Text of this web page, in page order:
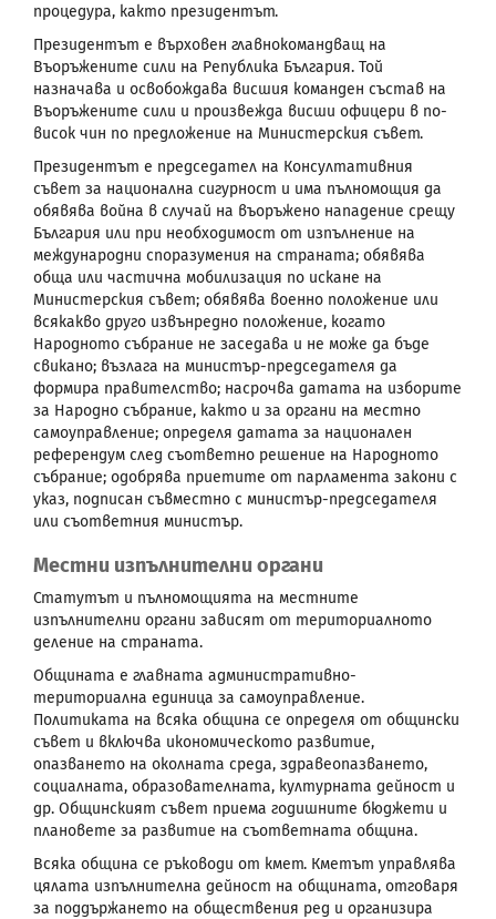
процедура, както президентът.
Президентът е върховен главнокомандващ на
Въоръжените сили на Република България. Той
назначава и освобождава висшия команден състав на
Въоръжените сили и произвежда висши офицери в по-
висок чин по предложение на Министерския съвет.
Президентът е председател на Консултативния
съвет за национална сигурност и има пълномощия да
обявява война в случай на въоръжено нападение срещу
България или при необходимост от изпълнение на
международни споразумения на страната; обявява
обща или частична мобилизация по искане на
Министерския съвет; обявява военно положение или
всякакво друго извънредно положение, когато
Народното събрание не заседава и не може да бъде
свикано; възлага на министър-председателя да
формира правителство; насрочва датата на изборите
за Народно събрание, както и за органи на местно
самоуправление; определя датата за национален
референдум след съответно решение на Народното
събрание; одобрява приетите от парламента закони с
указ, подписан съвместно с министър-председателя
или съответния министър.
Местни изпълнителни органи
Статутът и пълномощията на местните
изпълнителни органи зависят от териториалното
деление на страната.
Общината е главната административно-
териториална единица за самоуправление.
Политиката на всяка община се определя от общински
съвет и включва икономическото развитие,
опазването на околната среда, здравеопазването,
социалната, образователната, културната дейност и
др. Общинският съвет приема годишните бюджети и
плановете за развитие на съответната община.
Всяка община се ръководи от кмет. Кметът управлява
цялата изпълнителна дейност на общината, отговаря
за поддържането на обществения ред и организира